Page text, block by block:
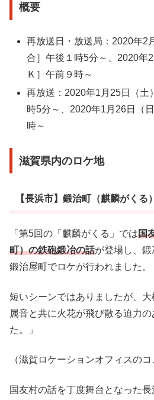
概要
再放送日・放送局：2020年2
合］午後１時5分～、2020年
Ｋ］午前９時～
再放送：2020年1月25日（土
時5分～、2020年1月26日（
時～
滋賀県内のロケ地
【長浜市】鍛治町（麒麟がくる）
「第5回の「麒麟がくる」では国
町）の鉄砲鍛冶の話が登場し、
鍛治屋町でロケが行われました。
短いシーンではありましたが、
属音と共に火花が飛び散る迫力
た。」
（滋賀ロケーションオフィスのコ
国友村の話を丁度舞台となった